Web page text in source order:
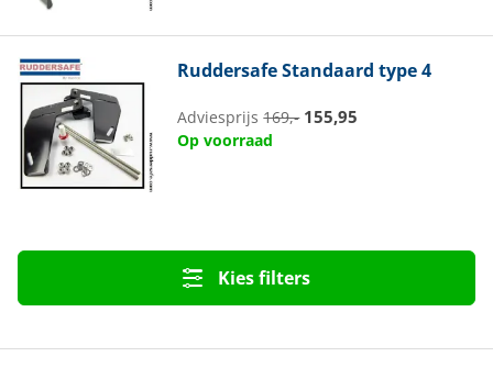
RuddersafeStandaard type 4
Adviesprijs169,- 155,95
Op voorraad
Kies filters